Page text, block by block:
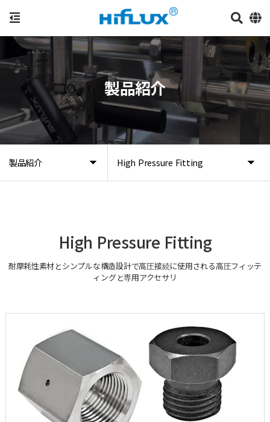
製品紹介 High Pressure Fitting
製品紹介
High Pressure Fitting
耐摩耗性素材とシンプルな構造設計で高圧接続に使用される高圧フィッテ
ィングと専用アクセサリ